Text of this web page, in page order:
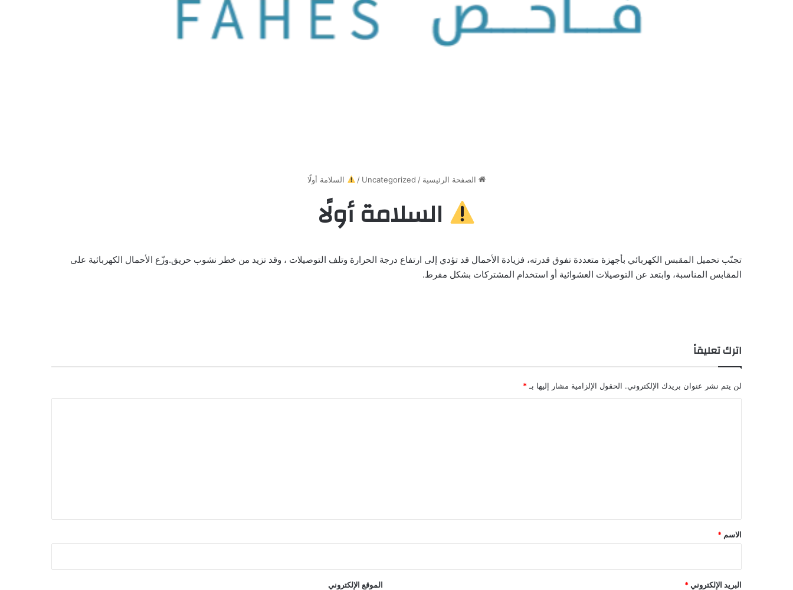
الصفحة الرئيسية /
Uncategorized
/ السلامة أولًا
السلامة أولًا
تجنّب تحميل المقبس الكهربائي بأجهزة متعددة تفوق قدرته، فزيادة الأحمال قد تؤدي إلى ارتفاع درجة الحرارة وتلف التوصيلات ، وقد تزيد من خطر نشوب حريق.وزّع الأحمال الكهربائية على
المقابس المناسبة، وابتعد عن التوصيلات العشوائية أو استخدام المشتركات بشكل مفرط.
اترك تعليقاً
لن يتم نشر عنوان بريدك الإلكتروني. الحقول الإلزامية مشار إليها بـ *
*
الاسم *
البريد الإلكتروني * الموقع الإلكتروني